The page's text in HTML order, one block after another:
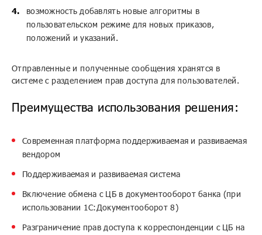
возможность добавлять новые алгоритмы в
пользовательском режиме для новых приказов,
положений и указаний.
Отправленные и полученные сообщения хранятся в
системе с разделением прав доступа для пользователей.
Преимущества использования решения:
Современная платформа поддерживаемая и развиваемая
вендором
Поддерживаемая и развиваемая система
Включение обмена с ЦБ в документооборот банка (при
использовании 1С:Документооборот 8)
Разграничение прав доступа к корреспонденции с ЦБ на